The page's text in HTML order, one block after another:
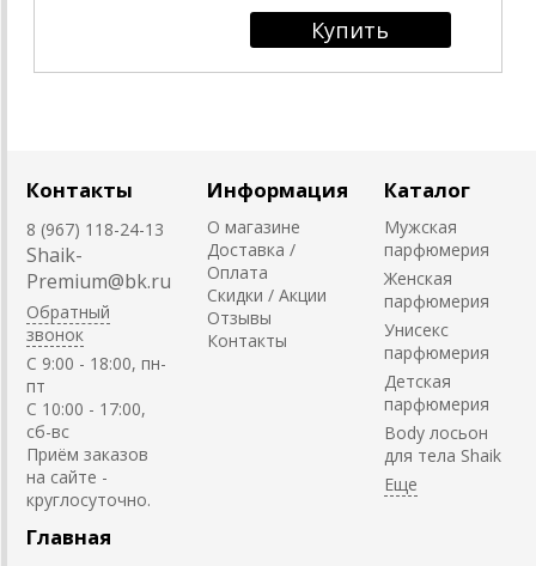
Контакты
8 (967) 118-24-13
Shaik-
Premium@bk.ru
Обратный
звонок
C 9:00 - 18:00, пн-
пт
С 10:00 - 17:00,
сб-вс
Приём заказов
на сайте -
круглосуточно.
Информация
О магазине
Доставка /
Оплата
Скидки / Акции
Отзывы
Контакты
Каталог
Мужская
парфюмерия
Женская
парфюмерия
Унисекс
парфюмерия
Детская
парфюмерия
Body лосьон
для тела Shaik
Главная